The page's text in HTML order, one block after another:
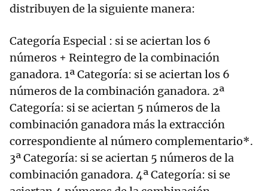
distribuyen de la siguiente manera:
Categoría Especial : si se aciertan los 6
números + Reintegro de la combinación
ganadora. 1ª Categoría: si se aciertan los 6
números de la combinación ganadora. 2ª
Categoría: si se aciertan 5 números de la
combinación ganadora más la extracción
correspondiente al número complementario*.
3ª Categoría: si se aciertan 5 números de la
combinación ganadora. 4ª Categoría: si se